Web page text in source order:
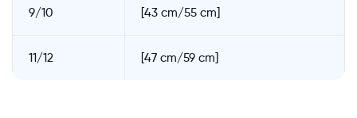
9/10 [43 cm/55 cm]
11/12 [47 cm/59 cm]